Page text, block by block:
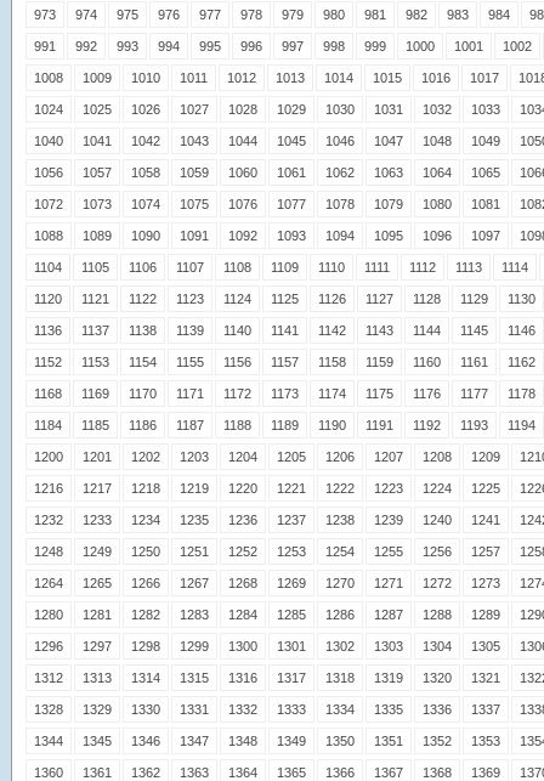
973 974 975 976 977 978 979 980 981 982 983 984
991 992 993 994 995 996 997 998 999 1000 1001 1002
1008 1009 1010 1011 1012 1013 1014 1015 1016 1017
1024 1025 1026 1027 1028 1029 1030 1031 1032 1033
1040 1041 1042 1043 1044 1045 1046 1047 1048 1049
1056 1057 1058 1059 1060 1061 1062 1063 1064 1065
1072 1073 1074 1075 1076 1077 1078 1079 1080 1081
1088 1089 1090 1091 1092 1093 1094 1095 1096 1097
1104 1105 1106 1107 1108 1109 1110 1111 1112 1113 1114
1120 1121 1122 1123 1124 1125 1126 1127 1128 1129 1130
1136 1137 1138 1139 1140 1141 1142 1143 1144 1145 1146
1152 1153 1154 1155 1156 1157 1158 1159 1160 1161 1162
1168 1169 1170 1171 1172 1173 1174 1175 1176 1177 1178
1184 1185 1186 1187 1188 1189 1190 1191 1192 1193 1194
1200 1201 1202 1203 1204 1205 1206 1207 1208 1209
1216 1217 1218 1219 1220 1221 1222 1223 1224 1225
1232 1233 1234 1235 1236 1237 1238 1239 1240 1241
1248 1249 1250 1251 1252 1253 1254 1255 1256 1257
1264 1265 1266 1267 1268 1269 1270 1271 1272 1273
1280 1281 1282 1283 1284 1285 1286 1287 1288 1289
1296 1297 1298 1299 1300 1301 1302 1303 1304 1305
1312 1313 1314 1315 1316 1317 1318 1319 1320 1321
1328 1329 1330 1331 1332 1333 1334 1335 1336 1337
1344 1345 1346 1347 1348 1349 1350 1351 1352 1353
1360 1361 1362 1363 1364 1365 1366 1367 1368 1369